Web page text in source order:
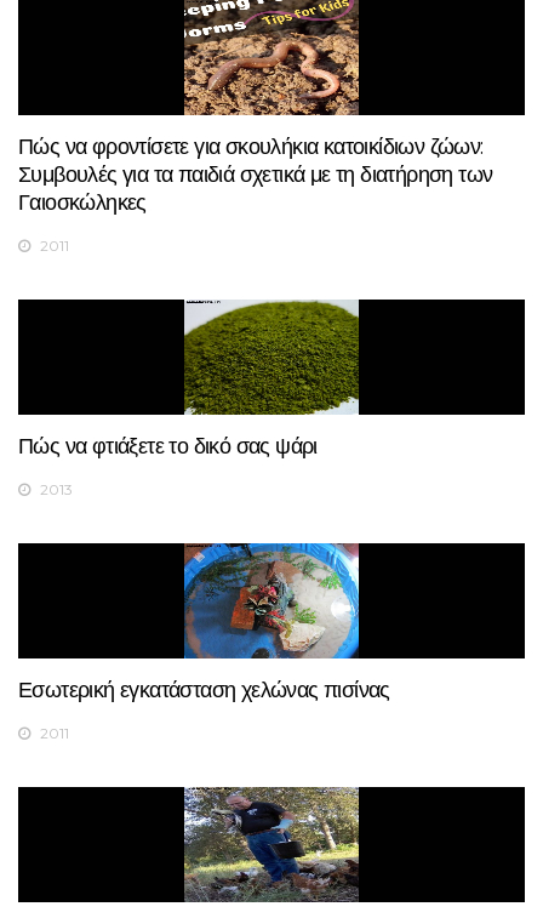
Πώς να φροντίσετε για σκουλήκια κατοικίδιων ζώων:
Συμβουλές για τα παιδιά σχετικά με τη διατήρηση των
Γαιοσκώληκες
2011
Πώς να φτιάξετε το δικό σας ψάρι
2013
Εσωτερική εγκατάσταση χελώνας πισίνας
2011